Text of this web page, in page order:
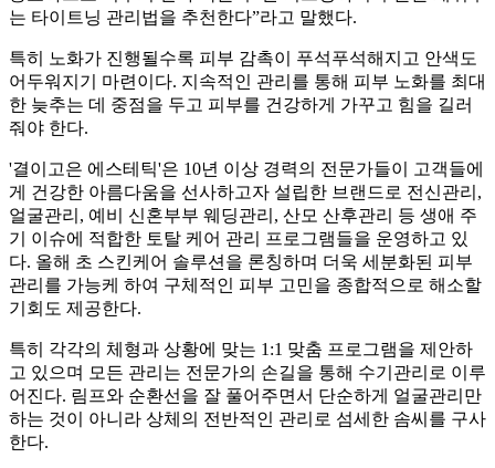
는 타이트닝 관리법을 추천한다”라고 말했다.
특히 노화가 진행될수록 피부 감촉이 푸석푸석해지고 안색도
어두워지기 마련이다. 지속적인 관리를 통해 피부 노화를 최대
한 늦추는 데 중점을 두고 피부를 건강하게 가꾸고 힘을 길러
줘야 한다.
'결이고은 에스테틱'은 10년 이상 경력의 전문가들이 고객들에
게 건강한 아름다움을 선사하고자 설립한 브랜드로 전신관리,
얼굴관리, 예비 신혼부부 웨딩관리, 산모 산후관리 등 생애 주
기 이슈에 적합한 토탈 케어 관리 프로그램들을 운영하고 있
다. 올해 초 스킨케어 솔루션을 론칭하며 더욱 세분화된 피부
관리를 가능케 하여 구체적인 피부 고민을 종합적으로 해소할
기회도 제공한다.
특히 각각의 체형과 상황에 맞는 1:1 맞춤 프로그램을 제안하
고 있으며 모든 관리는 전문가의 손길을 통해 수기관리로 이루
어진다. 림프와 순환선을 잘 풀어주면서 단순하게 얼굴관리만
하는 것이 아니라 상체의 전반적인 관리로 섬세한 솜씨를 구사
한다.